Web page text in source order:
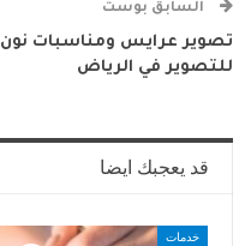
السابق بوست
تصوير عرايس ومناسبات نون
للتصوير في الرياض
قد يعجبك ايضا
خدمات